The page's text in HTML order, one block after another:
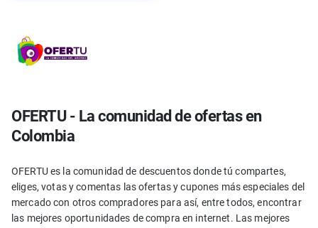
OFERTU - La comunidad de ofertas en
Colombia
OFERTU es la comunidad de descuentos donde tú compartes,
eliges, votas y comentas las ofertas y cupones más especiales del
mercado con otros compradores para así, entre todos, encontrar
las mejores oportunidades de compra en internet. Las mejores